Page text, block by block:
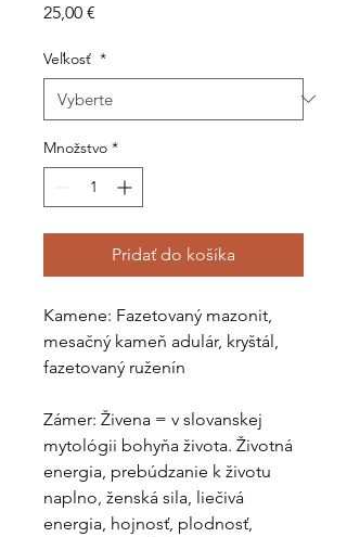
25,00 €
Veľkosť *
Množstvo *
Pridať do košíka
Kamene: Fazetovaný mazonit,
mesačný kameň adulár, kryštál,
fazetovaný ruženín
Zámer: Živena = v slovanskej
mytológii bohyňa života. Životná
energia, prebúdzanie k životu
naplno, ženská sila, liečivá
energia, hojnosť, plodnosť,